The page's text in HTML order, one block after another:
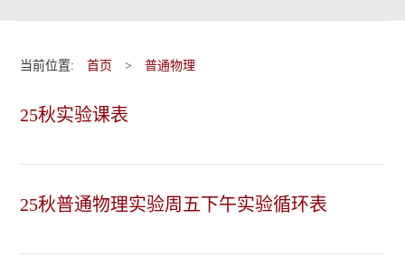
当前位置: 首页 > 普通物理
25秋实验课表
25秋普通物理实验周五下午实验循环表